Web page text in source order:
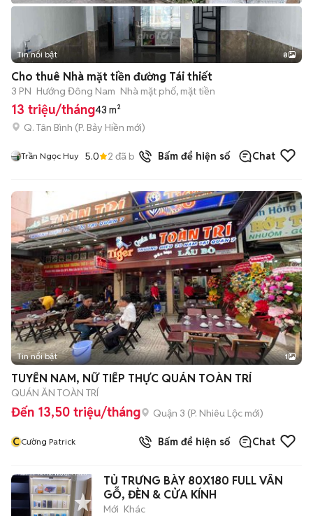
+2
Tin nổi bật 8
Cho thuê Nhà mặt tiền đường Tái thiết
3 PN Hướng Đông Nam Nhà mặt phố, mặt tiền
13 triệu/tháng43 m²
Q. Tân Bình (P. Bảy Hiền mới)
Trần Ngọc Huy 5.0 2 đã bán Bấm để hiện số Chat
Tin nổi bật 1
TUYỂN NAM, NỮ TIẾP THỰC QUÁN TOÀN TRÍ
QUÁN ĂN TOÀN TRÍ
Đến 13,50 triệu/tháng Quận 3 (P. Nhiêu Lộc mới)
CCường Patrick Bấm để hiện số Chat
TỦ TRƯNG BÀY 80X180 FULL VÂN
GỖ, ĐÈN & CỬA KÍNH
Mới Khác